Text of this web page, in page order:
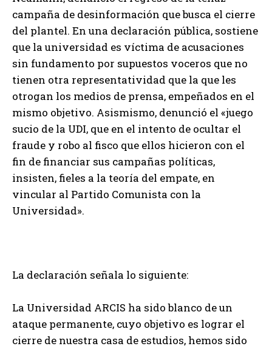
campaña de desinformación que busca el cierre
del plantel. En una declaración pública, sostiene
que la universidad es víctima de acusaciones
sin fundamento por supuestos voceros que no
tienen otra representatividad que la que les
otrogan los medios de prensa, empeñados en el
mismo objetivo. Asismismo, denunció el «juego
sucio de la UDI, que en el intento de ocultar el
fraude y robo al fisco que ellos hicieron con el
fin de financiar sus campañas políticas,
insisten, fieles a la teoría del empate, en
vincular al Partido Comunista con la
Universidad».
La declaración señala lo siguiente:
La Universidad ARCIS ha sido blanco de un
ataque permanente, cuyo objetivo es lograr el
cierre de nuestra casa de estudios, hemos sido